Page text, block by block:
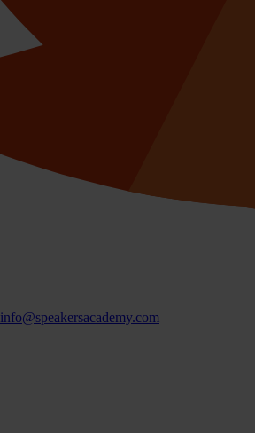
info@speakersacademy.com